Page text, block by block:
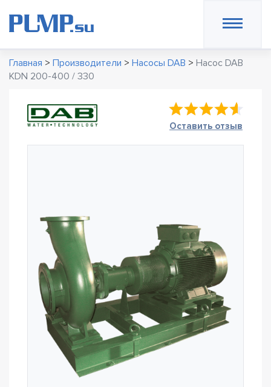
Главная > Производители > Насосы DAB > Насос DAB
KDN 200-400 / 330
Оставить отзыв